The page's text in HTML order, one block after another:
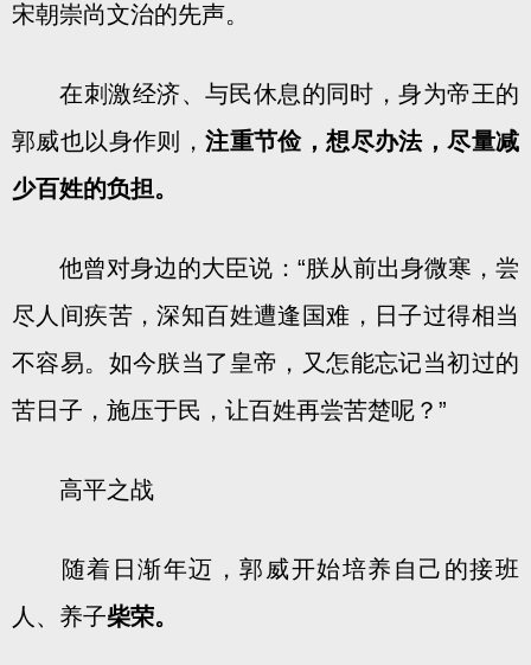
宋朝崇尚文治的先声。
在刺激经济、与民休息的同时，身为帝王的
郭威也以身作则，注重节俭，想尽办法，尽量减
少百姓的负担。
他曾对身边的大臣说：“朕从前出身微寒，尝
尽人间疾苦，深知百姓遭逢国难，日子过得相当
不容易。如今朕当了皇帝，又怎能忘记当初过的
苦日子，施压于民，让百姓再尝苦楚呢？”
高平之战
随着日渐年迈，郭威开始培养自己的接班
人、养子柴荣。